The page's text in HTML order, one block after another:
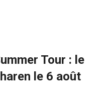
Tour : le
le 6 août